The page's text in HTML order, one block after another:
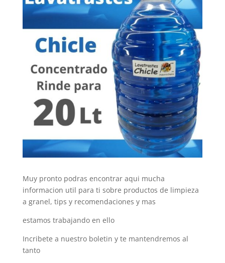
Muy pronto podras encontrar aqui mucha
informacion util para ti sobre productos de limpieza
a granel, tips y recomendaciones y mas
estamos trabajando en ello
Incribete a nuestro boletin y te mantendremos al
tanto